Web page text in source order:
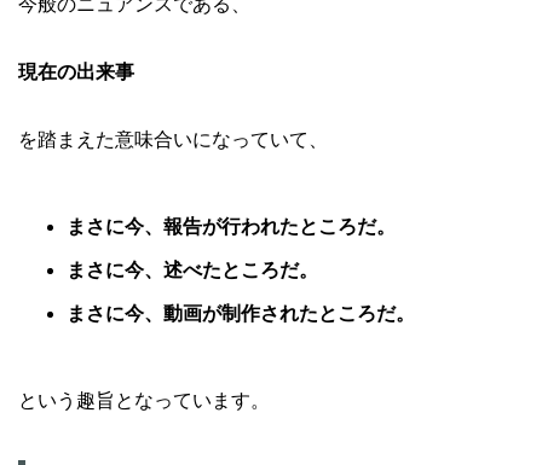
今般のニュアンスである、
現在の出来事
を踏まえた意味合いになっていて、
まさに今、報告が行われたところだ。
まさに今、述べたところだ。
まさに今、動画が制作されたところだ。
という趣旨となっています。